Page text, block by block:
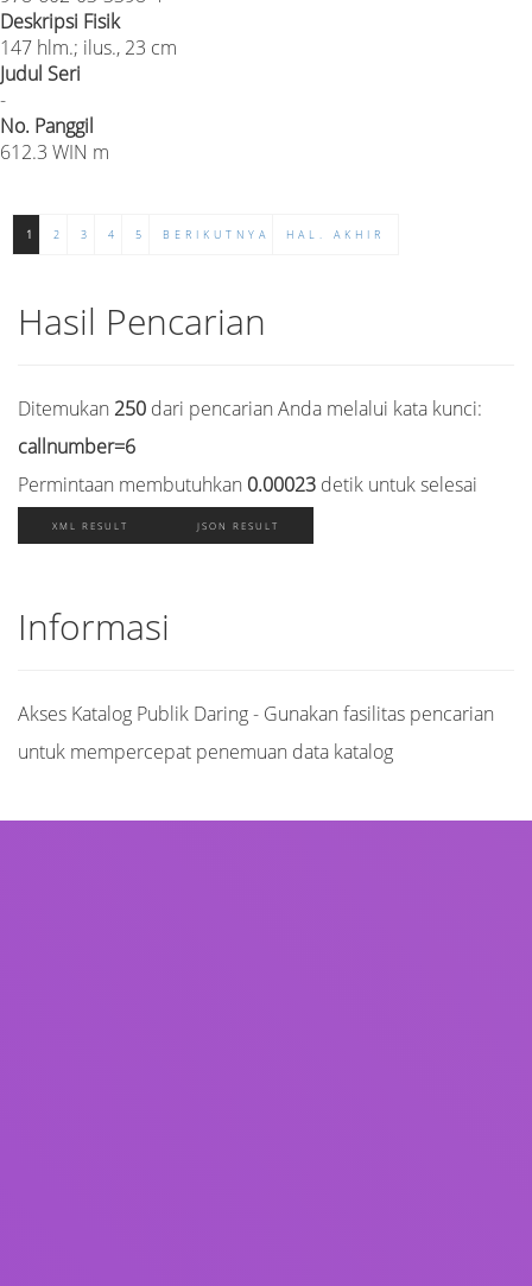
Deskripsi Fisik
147 hlm.; ilus., 23 cm
Judul Seri
-
No. Panggil
612.3 WIN m
1 2 3 4 5 BERIKUTNYA HAL. AKHIR
Hasil Pencarian
Ditemukan 250 dari pencarian Anda melalui kata kunci:
callnumber=6
Permintaan membutuhkan 0.00023 detik untuk selesai
XML RESULT JSON RESULT
Informasi
Akses Katalog Publik Daring - Gunakan fasilitas pencarian
untuk mempercepat penemuan data katalog